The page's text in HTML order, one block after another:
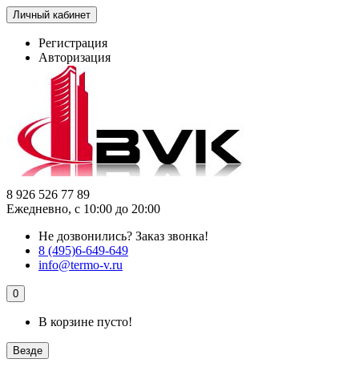
Личный кабинет
Регистрация
Авторизация
8 926 526 77 89
Ежедневно, с 10:00 до 20:00
Не дозвонились? Заказ звонка!
8 (495)6-649-649
info@termo-v.ru
0
В корзине пусто!
Везде